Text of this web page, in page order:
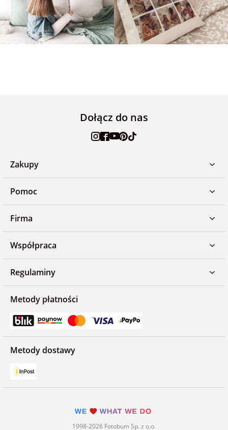
Dołącz do nas
Zakupy
Pomoc
Firma
Współpraca
Regulaminy
Metody płatności
Metody dostawy
1998-2026 Fotobum Sp. z o.o.